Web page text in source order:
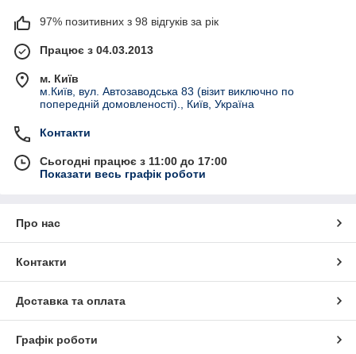
97% позитивних з 98 відгуків за рік
Працює з 04.03.2013
м. Київ
м.Київ, вул. Автозаводська 83 (візит виключно по
попередній домовленості)., Київ, Україна
Контакти
Сьогодні працює з 11:00 до 17:00
Показати весь графік роботи
Про нас
Контакти
Доставка та оплата
Графік роботи